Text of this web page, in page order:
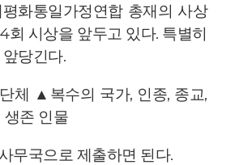
화통일가정연합 총재의 사상
시상을 앞두고 있다. 특별히
당긴다.
체 ▲복수의 국가, 인종, 종교,
존 인물
무국으로 제출하면 된다.